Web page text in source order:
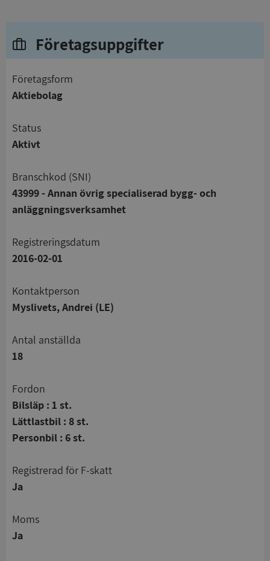
Företagsuppgifter
företagsform
Aktiebolag
status
Aktivt
branschkod (SNI)
43999 - Annan övrig specialiserad bygg- och
anläggningsverksamhet
registreringsdatum
2016-02-01
Kontaktperson
Myslivets, Andrei (LE)
Antal anställda
18
Fordon
Bilsläp : 1 st.
Lättlastbil : 8 st.
Personbil : 6 st.
registrerad för F-skatt
Ja
Moms
Ja